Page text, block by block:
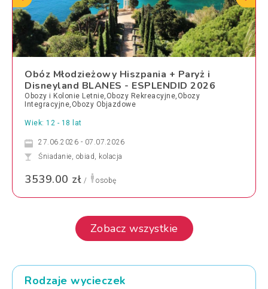
Obóz Młodzieżowy Hiszpania + Paryż i
Disneyland BLANES - ESPLENDID 2026
Obozy i Kolonie Letnie,Obozy Rekreacyjne,Obozy
Integracyjne,Obozy Objazdowe
Wiek: 12 - 18 lat
27.06.2026 - 07.07.2026
Śniadanie, obiad, kolacja
3539.00 zł / osobę
Zobacz wszystkie
Rodzaje wycieczek